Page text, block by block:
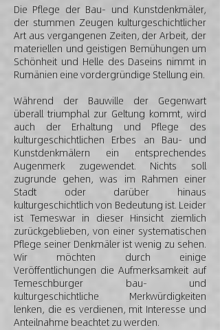
Die Pflege der Bau- und Kunstdenkmäler,
der stummen Zeugen kulturgeschichtlicher
Art aus vergangenen Zeiten, der Arbeit, der
materiellen und geistigen Bemühungen um
Schönheit und Helle des Daseins nimmt in
Rumänien eine vordergründige Stellung ein.
Während der Bauwille der Gegenwart
überall triumphal zur Geltung kommt, wird
auch der Erhaltung und Pflege des
kulturgeschichtlichen Erbes an Bau- und
Kunstdenkmälern ein entsprechendes
Augenmerk zugewendet. Nichts soll
zugrunde gehen, was im Rahmen einer
Stadt oder darüber hinaus
kulturgeschichtlich von Bedeutung ist. Leider
ist Temeswar in dieser Hinsicht ziemlich
zurückgeblieben, von einer systematischen
Pflege seiner Denkmäler ist wenig zu sehen.
Wir möchten durch einige
Veröffentlichungen die Aufmerksamkeit auf
Temeschburger bau- und
kulturgeschichtliche Merkwürdigkeiten
lenken, die es verdienen, mit Interesse und
Anteilnahme beachtet zu werden.